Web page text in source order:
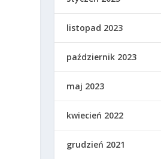
listopad 2023
październik 2023
maj 2023
kwiecień 2022
grudzień 2021